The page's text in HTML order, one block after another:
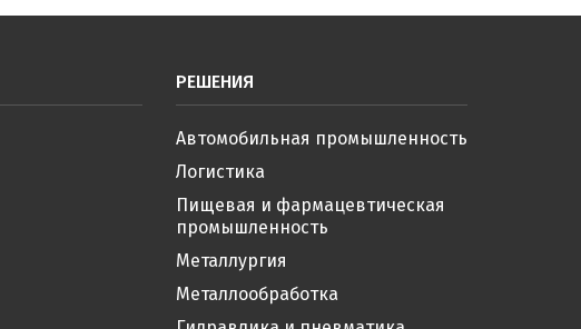
РЕШЕНИЯ
Автомобильная промышленность
Логистика
Пищевая и фармацевтическая
промышленность
Металлургия
Металлообработка